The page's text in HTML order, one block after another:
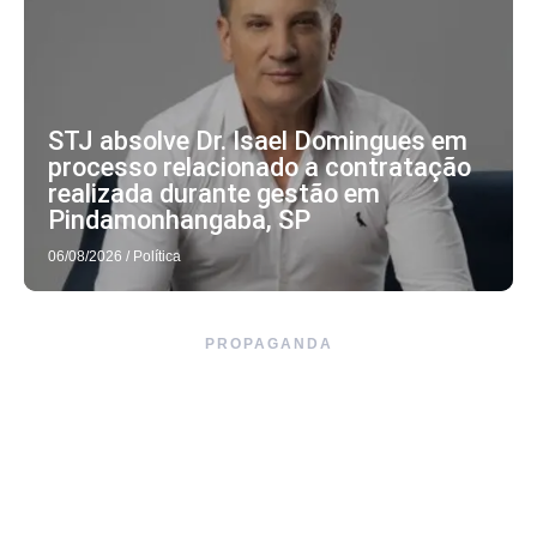
STJ absolve Dr. Isael Domingues em
processo relacionado a contratação
realizada durante gestão em
Pindamonhangaba, SP
06/08/2026 / Política
PROPAGANDA